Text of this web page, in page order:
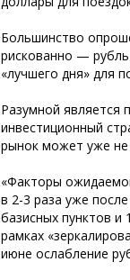
Большинство
рискованно —
«лучшего дня» для
Разумной является
инвестиционный
рынок может уже не
«Факторы
в 2-3 раза уже
базисных пунктов
рамках
июне ослабление